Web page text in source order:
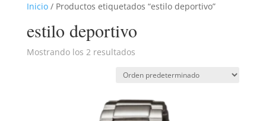
Inicio/ Productos etiquetados “estilo deportivo”
estilo deportivo
Mostrando los 2 resultados